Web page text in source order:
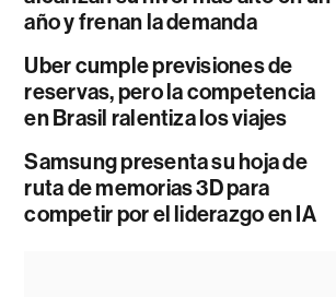
año y frenan la demanda
Uber cumple previsiones de
reservas, pero la competencia
en Brasil ralentiza los viajes
Samsung presenta su hoja de
ruta de memorias 3D para
competir por el liderazgo en IA